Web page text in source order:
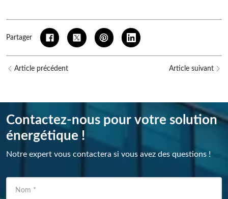
Partager
Article précédent Article suivant
Contactez-nous pour votre solution
énergétique !
Notre expert vous contactera si vous avez des questions !
Nom *